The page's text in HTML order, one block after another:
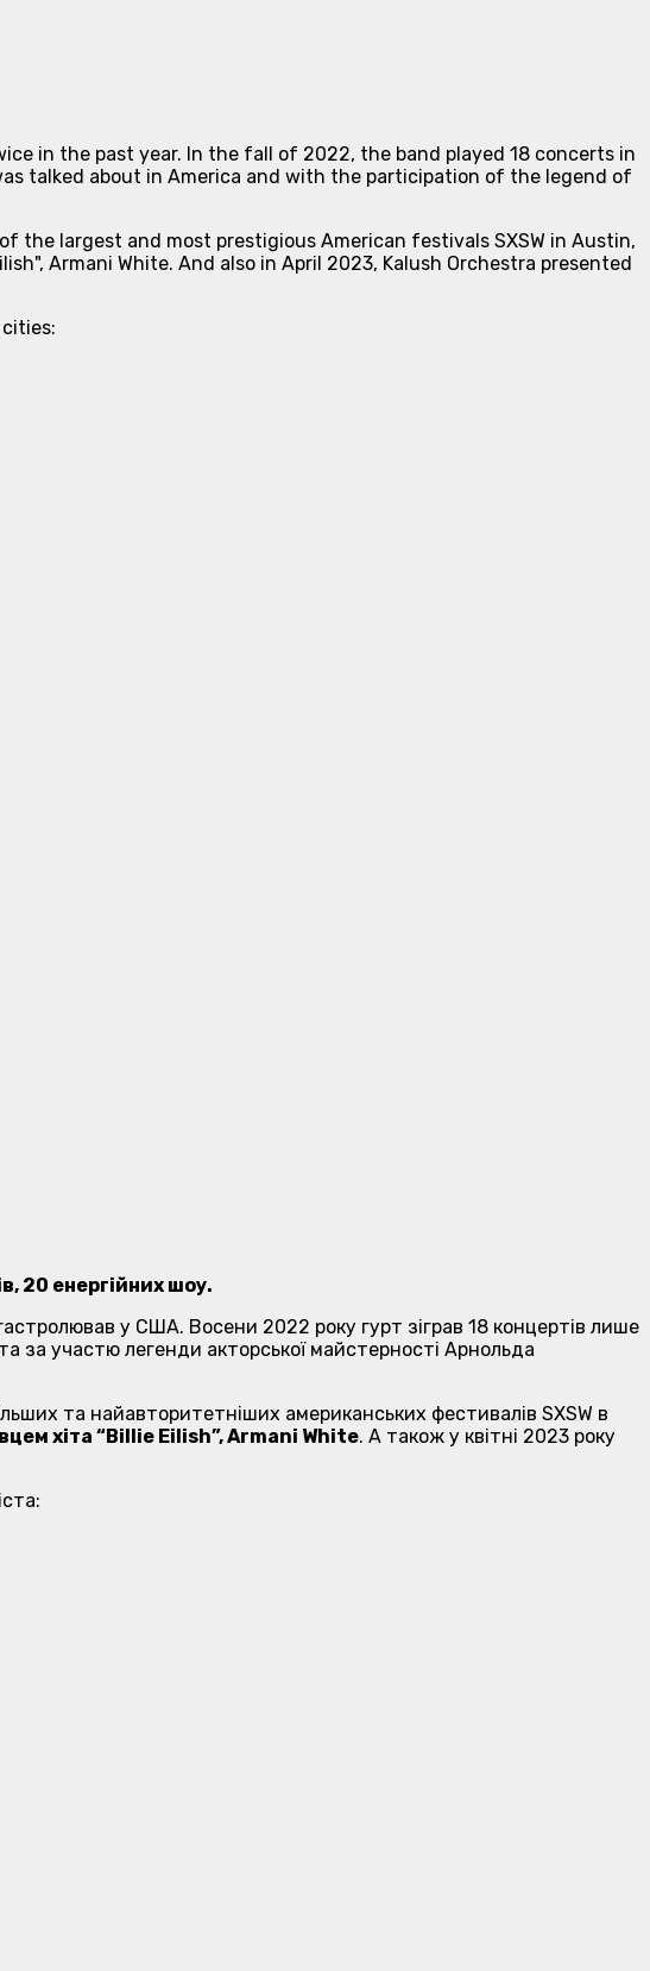
in the past year. In the fall of 2022, the band played 18 concerts in
talked about in America and with the participation of the legend of
the largest and most prestigious American festivals SXSW in Austin,
Armani White. And also in April 2023, Kalush Orchestra presented
20 енергійних шоу.
у США. Восени 2022 року гурт зіграв 18 концертів лише
за участю легенди акторської майстерності Арнольда
та найавторитетніших американських фестивалів SXSW в
хіта “Billie Eilish”, Armani White. А також у квітні 2023 року